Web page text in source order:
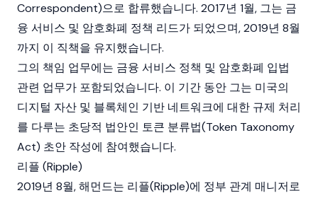
Correspondent)으로 합류했습니다. 2017년 1월, 그는 금
융 서비스 및 암호화폐 정책 리드가 되었으며, 2019년 8월
까지 이 직책을 유지했습니다.
그의 책임 업무에는 금융 서비스 정책 및 암호화폐 입법
관련 업무가 포함되었습니다. 이 기간 동안 그는 미국의
디지털 자산 및 블록체인 기반 네트워크에 대한 규제 처리
를 다루는 초당적 법안인 토큰 분류법(Token Taxonomy
Act) 초안 작성에 참여했습니다.
리플 (Ripple)
2019년 8월, 해먼드는 리플(Ripple)에 정부 관계 매니저로